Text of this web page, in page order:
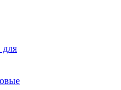
для